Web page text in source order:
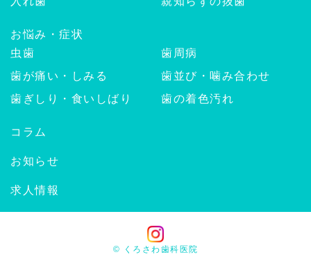
お悩み・症状
虫歯
歯周病
歯が痛い・しみる
歯並び・噛み合わせ
歯ぎしり・食いしばり
歯の着色汚れ
コラム
お知らせ
求人情報
© くろさわ歯科医院